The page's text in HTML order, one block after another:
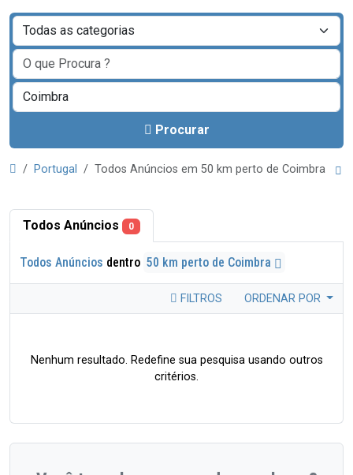
Procurar
Portugal Todos Anúncios em 50 km perto de Coimbra
Todos Anúncios 0
Todos Anúncios dentro 50 km perto de Coimbra
FILTROS ORDENAR POR
Nenhum resultado. Redefine sua pesquisa usando outros
critérios.